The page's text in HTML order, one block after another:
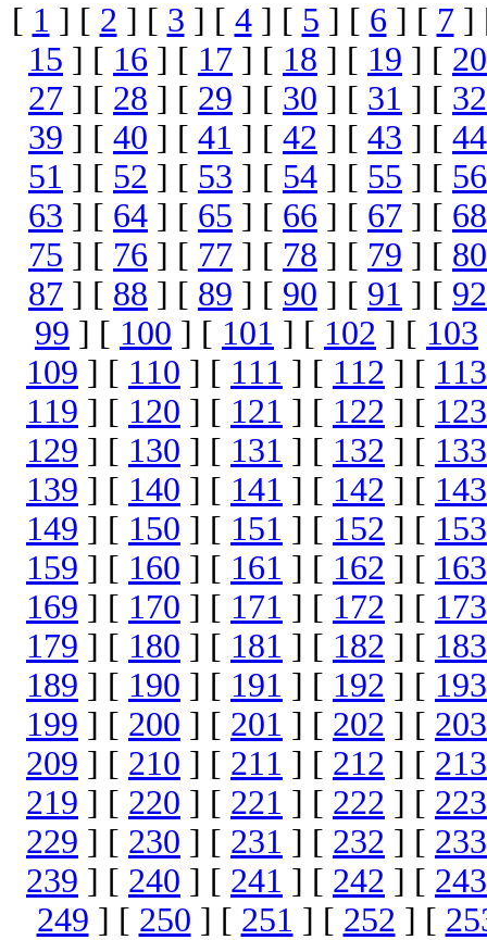
[ 1 ] [ 2 ] [ 3 ] [ 4] [ 5 ] [ 6 ] [ 7 ]
15 ] [ 16 ] [ 17 ] [ 18 ] [ 19 ] [ 20
27 ] [ 28 ] [ 29 ] [ 30 ] [ 31 ] [ 32
39 ] [ 40 ] [ 41 ] [ 42 ] [ 43 ] [ 44
51 ] [ 52 ] [ 53 ] [ 54 ] [ 55 ] [ 56
63 ] [ 64 ] [ 65 ] [ 66 ] [ 67 ] [ 68
75 ] [ 76 ] [ 77 ] [ 78 ] [ 79 ] [ 80
87 ] [ 88 ] [ 89 ] [ 90 ] [ 91 ] [ 92
99 ] [ 100 ] [ 101 ] [ 102 ] [ 103
109 ] [ 110 ] [ 111 ] [ 112 ] [ 113
119 ] [ 120 ] [ 121 ] [ 122 ] [ 123
129 ] [ 130 ] [ 131 ] [ 132 ] [ 133
139 ] [ 140 ] [ 141 ] [ 142 ] [ 143
149 ] [ 150 ] [ 151 ] [ 152 ] [ 153
159 ] [ 160 ] [ 161 ] [ 162 ] [ 163
169 ] [ 170 ] [ 171 ] [ 172 ] [ 173
179 ] [ 180 ] [ 181 ] [ 182 ] [ 183
189 ] [ 190 ] [ 191 ] [ 192 ] [ 193
199 ] [ 200 ] [ 201 ] [ 202 ] [ 203
209 ] [ 210 ] [ 211 ] [ 212 ] [ 213
219 ] [ 220 ] [ 221 ] [ 222 ] [ 223
229 ] [ 230 ] [ 231 ] [ 232 ] [ 233
239 ] [ 240 ] [ 241 ] [ 242 ] [ 243
249 ] [ 250 ] [ 251 ] [ 252 ] [